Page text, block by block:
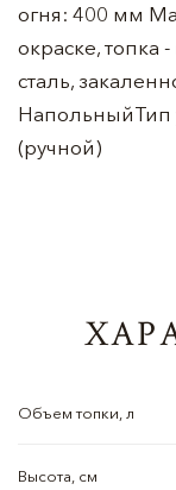
огня: 400 мм
окраске,
сталь,
НапольныйТип
(ручной)
Объем топки, л
Высота, см